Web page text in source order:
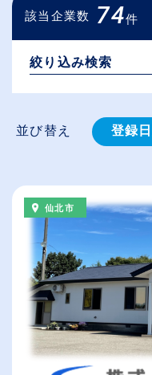
該当企業数 74件
絞り込み検索
並び替え 登録
（⾼
従業
休日
仙北市